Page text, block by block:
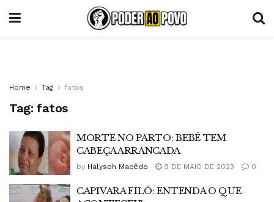
Home Tag fatos
Tag: fatos
MORTE NO PARTO: BEBÊ TEM
CABEÇA ARRANCADA
by Halysoh Macêdo 9 DE MAIO DE 2023 0
CAPIVARA FILÓ: ENTENDA O QUE